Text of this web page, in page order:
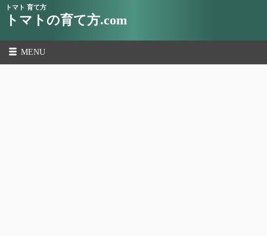
トマト 育て方
トマトの育て方.com
MENU